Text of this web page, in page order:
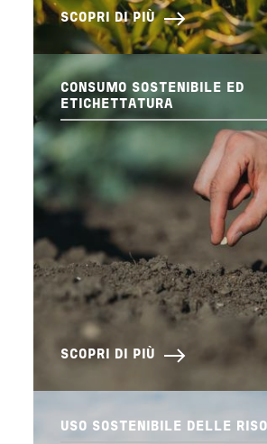
SCOPRI DI PIÙ
CONSUMO SOSTENIBILE ED
ETICHETTATURA
SCOPRI DI PIÙ
USO SOSTENIBILE DELLE